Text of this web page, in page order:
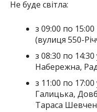
Не буде світла:
з 09:00 по
(вулиця 550-
з 08:30 по 14:30
Набережна,
з 11:00 по
Галицька,
Тараса